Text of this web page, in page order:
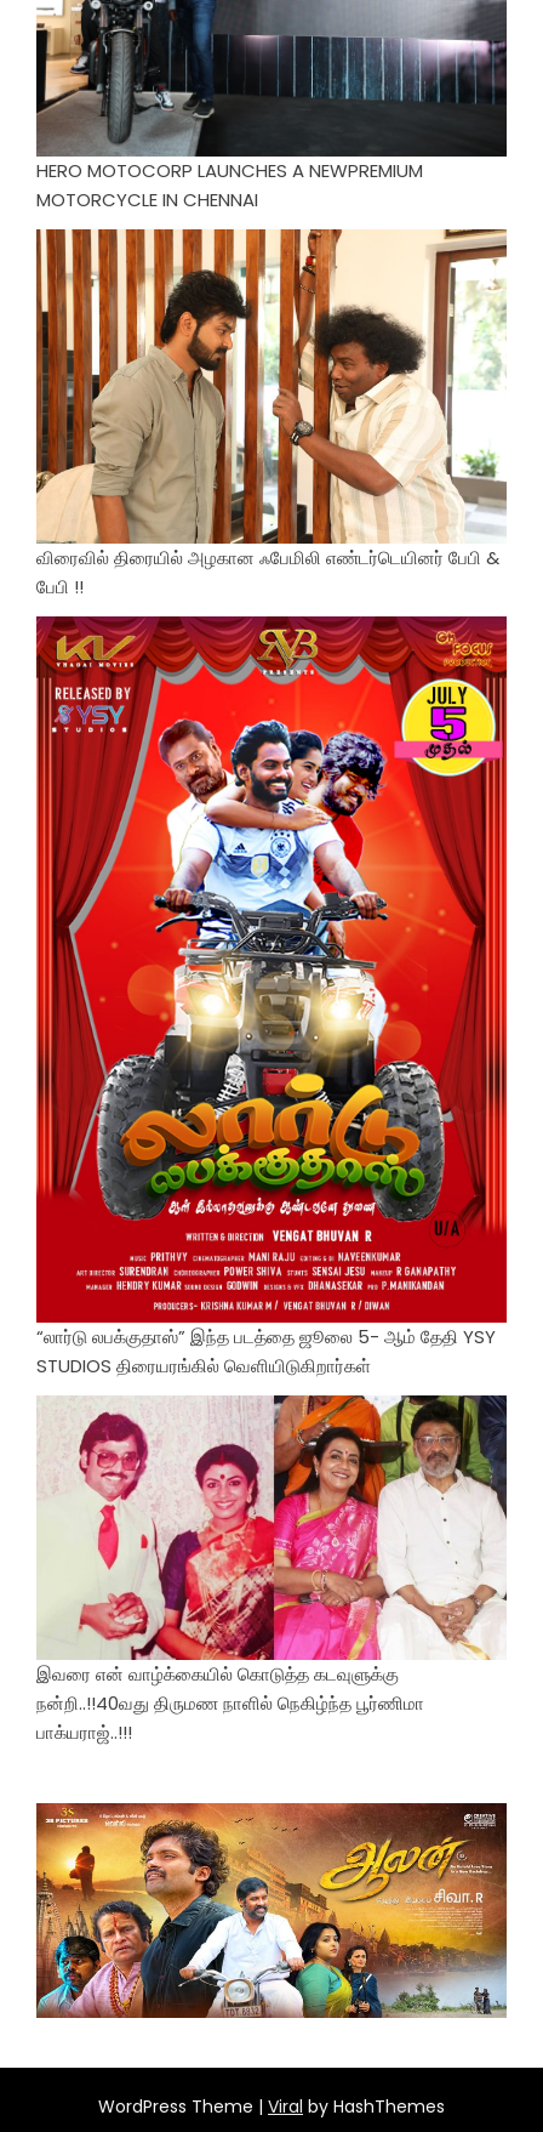
HERO MOTOCORP LAUNCHES A NEWPREMIUM
MOTORCYCLE IN CHENNAI
விரைவில் திரையில் அழகான ஃபேமிலி எண்டர்டெயினர் பேபி &
பேபி !!
“லார்டு லபக்குதாஸ்” இந்த படத்தை ஜூலை 5- ஆம் தேதி YSY
STUDIOS திரையரங்கில் வெளியிடுகிறார்கள்
இவரை என் வாழ்க்கையில் கொடுத்த கடவுளுக்கு
நன்றி..!!40வது திருமண நாளில் நெகிழ்ந்த பூர்ணிமா
பாக்யராஜ்..!!!
WordPress Theme | Viral by HashThemes